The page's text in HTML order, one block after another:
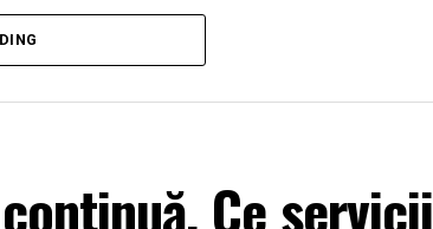
de achiziție a trufelor, patru societăți
sancțiune contravențională în valoare
Ce servicii